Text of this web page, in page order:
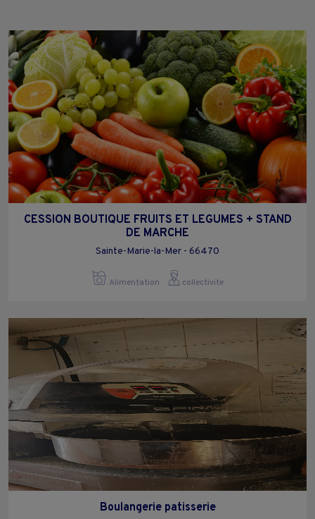
CESSION BOUTIQUE FRUITS ET LEGUMES + STAND
DE MARCHE
Sainte-Marie-la-Mer - 66470
Alimentation collectivite
Boulangerie patisserie